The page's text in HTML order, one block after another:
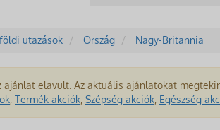
utazások Ország Nagy-Britannia
ajánlat elavult. Az aktuális ajánlatokat
, Termék akciók, Szépség akciók, Egészség